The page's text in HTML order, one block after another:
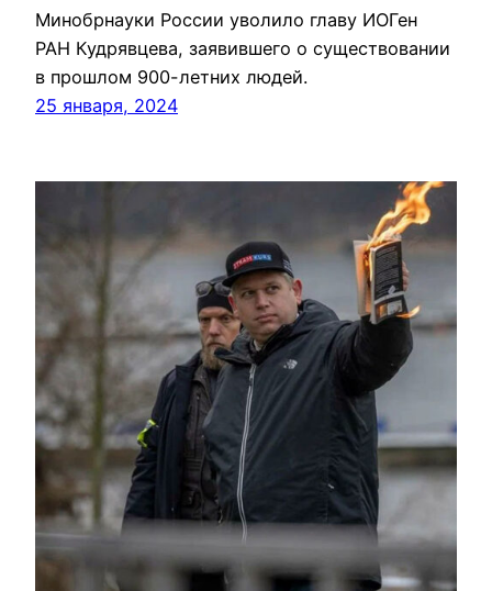
Минобрнауки России уволило главу ИОГен
РАН Кудрявцева, заявившего о существовании
в прошлом 900-летних людей.
25 января, 2024